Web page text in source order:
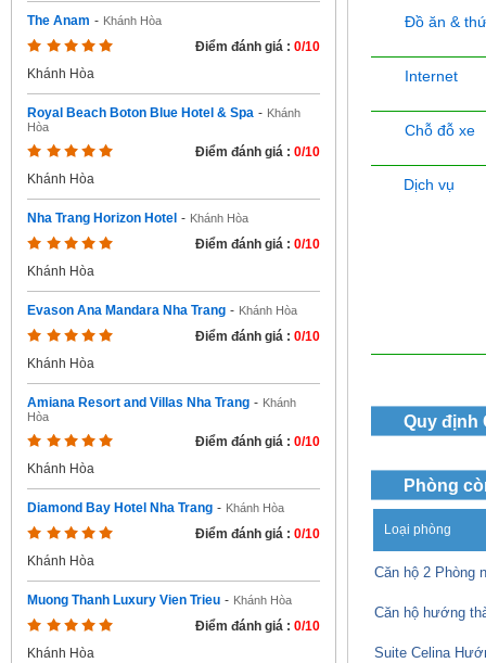
The Anam - Khánh Hòa
Điểm đánh giá : 0/10
Khánh Hòa
Royal Beach Boton Blue Hotel & Spa - Khánh
Hòa
Điểm đánh giá : 0/10
Khánh Hòa
Nha Trang Horizon Hotel - Khánh Hòa
Điểm đánh giá : 0/10
Khánh Hòa
Evason Ana Mandara Nha Trang - Khánh Hòa
Điểm đánh giá : 0/10
Khánh Hòa
Amiana Resort and Villas Nha Trang - Khánh
Hòa
Điểm đánh giá : 0/10
Khánh Hòa
Diamond Bay Hotel Nha Trang - Khánh Hòa
Điểm đánh giá : 0/10
Khánh Hòa
Muong Thanh Luxury Vien Trieu - Khánh Hòa
Điểm đánh giá : 0/10
Khánh Hòa
Đồ ăn &
Internet
Chỗ đỗ xe
Dịch vụ
Quy định
Phòng
Loại phòng
Căn hộ 2 Phòng
Căn hộ hướng
Suite Celina